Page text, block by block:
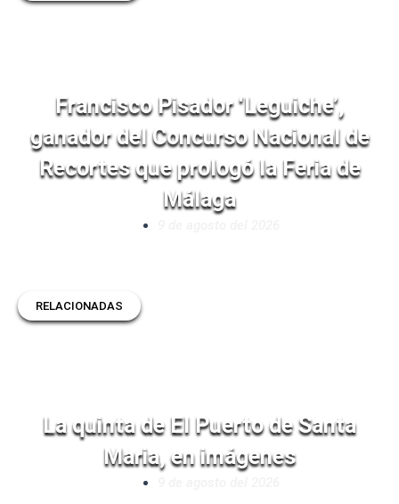
Francisco Pisador ‘Leguiche’,
ganador del Concurso Nacional de
Recortes que prologó la Feria de
Málaga
RELACIONADAS
La quinta de El Puerto de Santa
Maria, en imágenes